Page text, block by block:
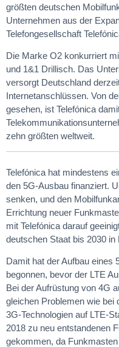
größten deutschen
Unternehmen aus der
Telefongesellschaft
Die Marke O2 konkurriert
und 1&1 Drillisch. Das
versorgt Deutschland
Internetanschlüssen. Von
gesehen, ist Telefónica
zehn größten weltweit.
Telefónica hat mindestens
den 5G-Ausbau finanziert.
senken, und den
Errichtung neuer
mit Telefónica darauf
deutschen Staat bis 2030 in
Damit hat der Aufbau eines
begonnen, bevor der LTE
Bei der Aufrüstung von 4G
gleichen Problemen wie bei
3G-Technologien auf LTE-
2018 zu neu entstandenen
gekommen, da